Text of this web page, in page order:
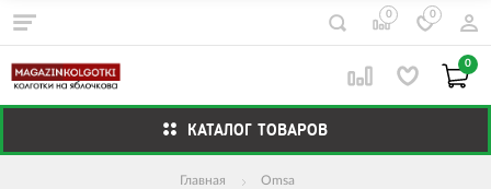
0 0
0
КАТАЛОГ ТОВАРОВ
Главная Omsa